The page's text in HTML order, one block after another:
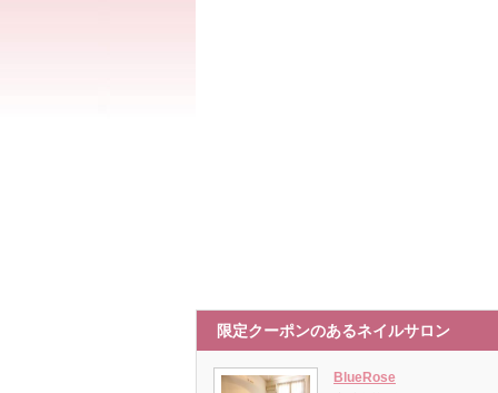
限定クーポンのあるネイルサロン
BlueRose